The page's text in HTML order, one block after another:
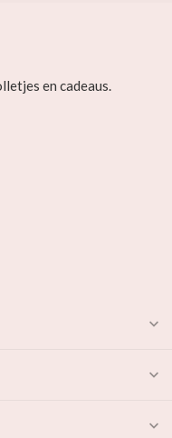
en cadeaus.